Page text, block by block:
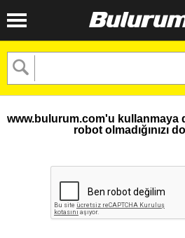
www.bulurum.com'u kullanmaya
robot olmadığınızı